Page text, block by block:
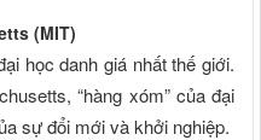
(MIT)
học danh giá nhất thế giới.
“hàng xóm” của đại
sự đổi mới và khởi nghiệp.